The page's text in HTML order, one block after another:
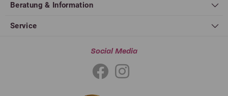
Beratung & Information
Service
Social Media